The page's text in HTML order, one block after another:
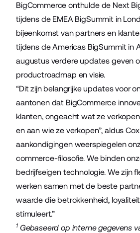
BigCommerce onthulde de Next
tijdens de EMEA BigSummit in
bijeenkomst van partners en
tijdens de Americas BigSummit in
augustus verdere updates geven
productroadmap en visie.
“Dit zijn belangrijke updates voor
aantonen dat BigCommerce
klanten, ongeacht wat ze
en aan wie ze verkopen”, aldus
aankondigingen weerspiegelen
commerce-filosofie. We binden
bedrijfseigen technologie. We zijn
werken samen met de beste
waarde die betrokkenheid,
stimuleert.”
1Gebaseerd op interne gegevens